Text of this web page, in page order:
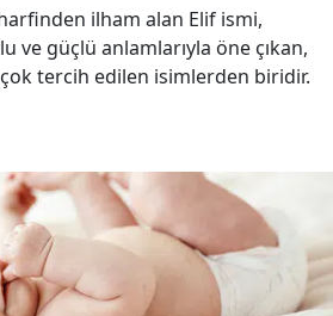
ilham alan Elif ismi,
ve güçlü anlamlarıyla öne çıkan,
çok tercih edilen isimlerden biridir.